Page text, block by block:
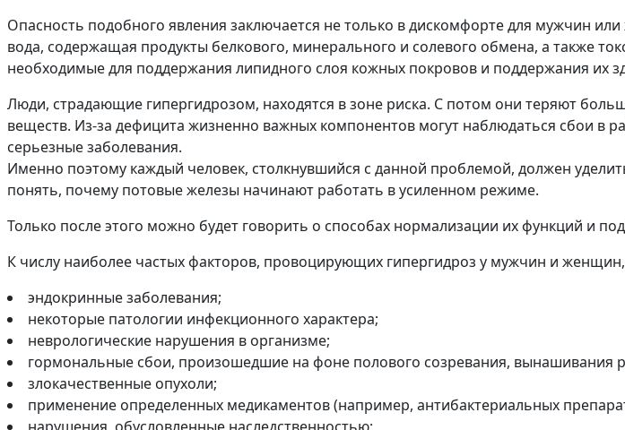
Опасность подобного явления заключается не только в дискомфорте для мужчин
вода, содержащая продукты белкового, минерального и солевого обмена, а также
необходимые для поддержания липидного слоя кожных покровов и поддержания их
Люди, страдающие гипергидрозом, находятся в зоне риска. С потом они теряют
веществ. Из-за дефицита жизненно важных компонентов могут наблюдаться сбои в
серьезные заболевания.
Именно поэтому каждый человек, столкнувшийся с данной проблемой, должен
понять, почему потовые железы начинают работать в усиленном режиме.
Только после этого можно будет говорить о способах нормализации их функций и
К числу наиболее частых факторов, провоцирующих гипергидроз у мужчин и женщин,
эндокринные заболевания;
некоторые патологии инфекционного характера;
неврологические нарушения в организме;
гормональные сбои, произошедшие на фоне полового созревания, вынашивания
злокачественные опухоли;
применение определенных медикаментов (например, антибактериальных